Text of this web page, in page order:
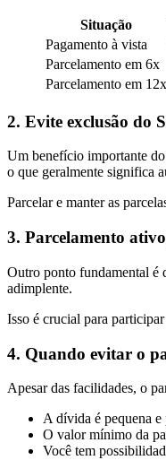
Situação
Pagamento à vista
Parcelamento em 6x
Parcelamento em 12x
2. Evite exclusão do
Um benefício importante
o que geralmente significa
Parcelar e manter as
3. Parcelamento
Outro ponto fundamental é
adimplente.
Isso é crucial para
4. Quando evitar o
Apesar das facilidades, o
A dívida é pequena
O valor mínimo da
Você tem